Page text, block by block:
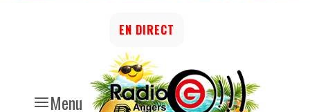
Menu
EN DIRECT